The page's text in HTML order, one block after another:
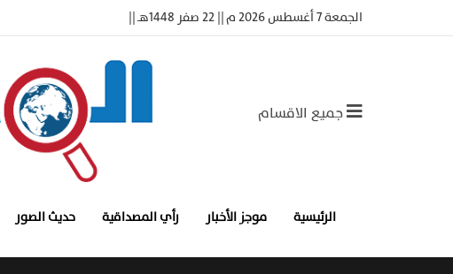
الجمعة 7 أغسطس 2026 م || 22 صفر 1448هـ ||
جميع الاقسام
الرئيسية موجز الأخبار رأي المصداقية حديث الصور